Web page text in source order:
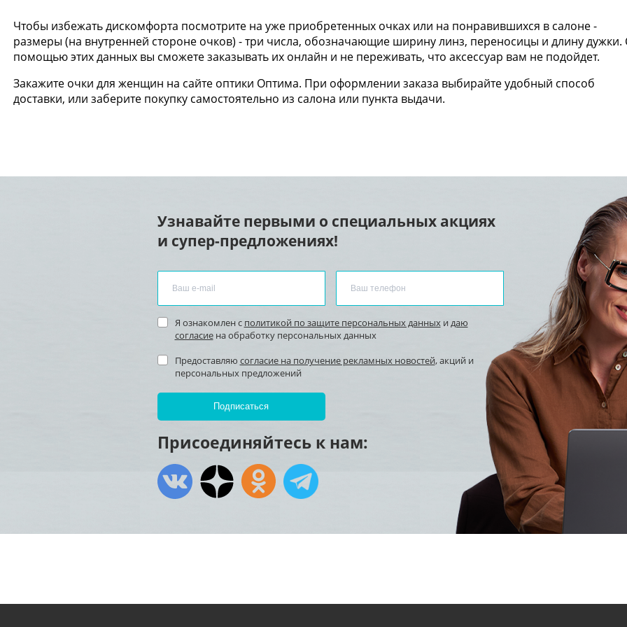
Чтобы избежать дискомфорта посмотрите на уже приобретенных очках или на понравившихся в салоне -
размеры (на внутренней стороне очков) - три числа, обозначающие ширину линз, переносицы и длину дужки.
помощью этих данных вы сможете заказывать их онлайн и не переживать, что аксессуар вам не подойдет.
Закажите очки для женщин на сайте оптики Оптима. При оформлении заказа выбирайте удобный способ
доставки, или заберите покупку самостоятельно из салона или пункта выдачи.
Узнавайте первыми о специальных акциях
и супер-предложениях!
Я ознакомлен с политикой по защите персональных данныхи даю
согласиена обработку персональных данных
Предоставляю согласие на получение рекламных новостей, акций и
персональных предложений
Присоединяйтесь к нам: